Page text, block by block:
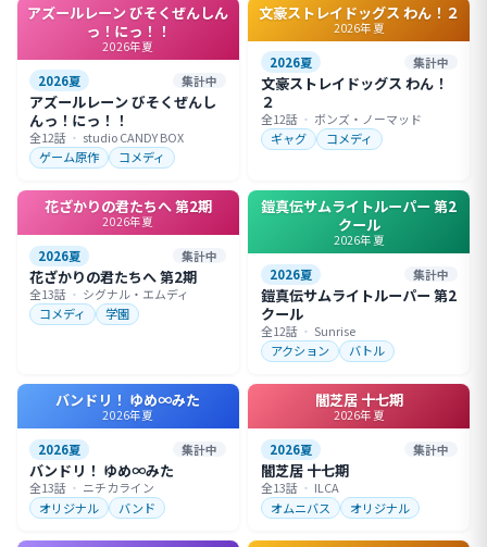
アズールレーン びそくぜんしん
っ！にっ！！
2026年夏
2026夏 集計中
アズールレーン びそくぜんし
んっ！にっ！！
全12話 ・ studio CANDY BOX
ゲーム原作
コメディ
文豪ストレイドッグス わん！２
2026年夏
2026夏 集計中
文豪ストレイドッグス わん！
２
全12話 ・ ボンズ・ノーマッド
ギャグ
コメディ
花ざかりの君たちへ 第2期
2026年夏
2026夏 集計中
花ざかりの君たちへ 第2期
全13話 ・ シグナル・エムディ
コメディ
学園
鎧真伝サムライトルーパー 第2
クール
2026年夏
2026夏 集計中
鎧真伝サムライトルーパー 第2
クール
全12話 ・ Sunrise
アクション
バトル
バンドリ！ ゆめ∞みた
2026年夏
2026夏 集計中
バンドリ！ ゆめ∞みた
全13話 ・ ニチカライン
オリジナル
バンド
闇芝居 十七期
2026年夏
2026夏 集計中
闇芝居 十七期
全13話 ・ ILCA
オムニバス
オリジナル